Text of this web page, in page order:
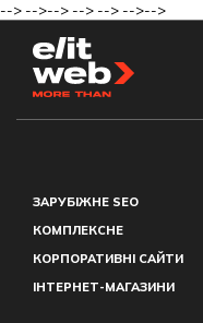
--> -->--> --> --> -->-->
ЗАРУБІЖНЕ SEO
КОМПЛЕКСНЕ
КОРПОРАТИВНІ САЙТИ
ІНТЕРНЕТ-МАГАЗИНИ